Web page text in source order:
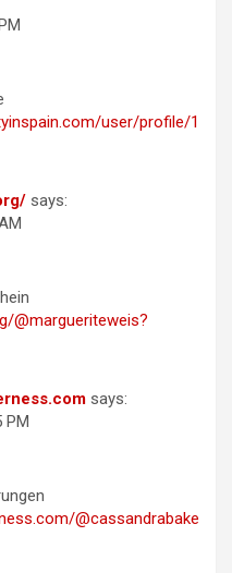
user/profile/1
says:
@margueriteweis?
says:
PM
@cassandrabake